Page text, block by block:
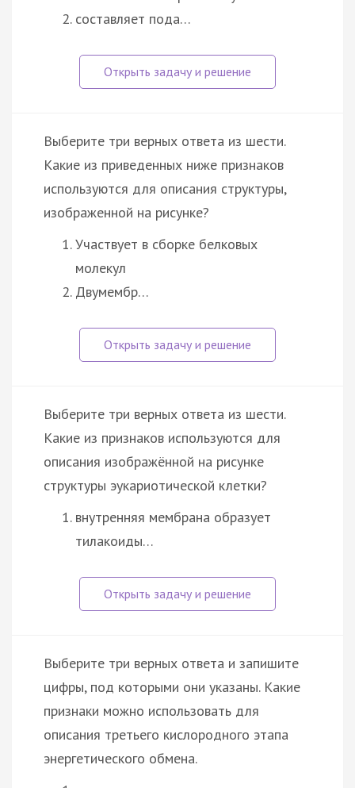
составляет пода…
Выберите три верных ответа из шести.
Какие из приведенных ниже признаков
используются для описания структуры,
изображенной на рисунке?
Участвует в сборке белковых
молекул
Двумембр…
Выберите три верных ответа из шести.
Какие из признаков используются для
описания изображённой на рисунке
структуры эукариотической клетки?
внутренняя мембрана образует
тилакоиды…
Выберите три верных ответа и запишите
цифры, под которыми они указаны. Какие
признаки можно использовать для
описания третьего кислородного этапа
энергетического обмена.